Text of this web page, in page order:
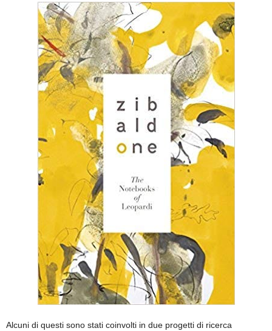
Alcuni di questi sono stati coinvolti in due progetti di ricerca